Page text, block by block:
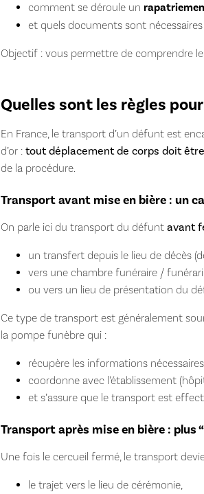
comment se déroule un
et quels documents sont
Objectif : vous permettre de comprendre
Quelles sont les règles
En France, le transport d’un défunt est
d’or : tout déplacement de corps doit
de la procédure.
Transport avant mise en bière : un
On parle ici du transport du défunt avant
un transfert depuis le lieu de décès
vers une chambre funéraire /
ou vers un lieu de présentation du
Ce type de transport est généralement
la pompe funèbre qui :
récupère les informations
coordonne avec l’établissement
et s’assure que le transport est
Transport après mise en bière : plus
Une fois le cercueil fermé, le transport
le trajet vers le lieu de cérémonie,